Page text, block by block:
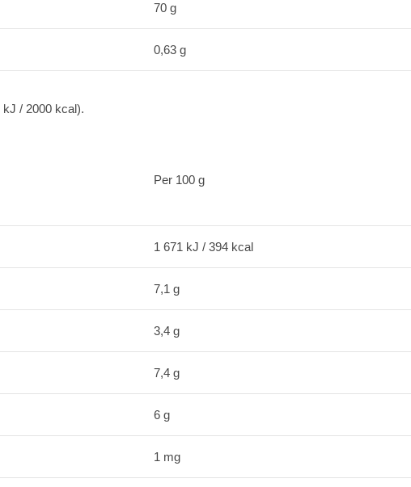
70 g
0,63 g
/ 2000 kcal).
Per 100 g
1 671 kJ / 394 kcal
7,1 g
3,4 g
7,4 g
6 g
1 mg